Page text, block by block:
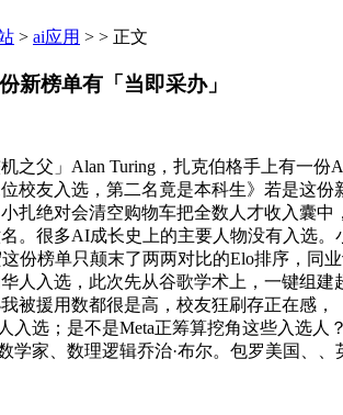
> ai应用 > > 正文
新榜单有「当即采办」​
父」Alan Turing，扎克伯格手上有一份
校友入选，第二名竟是本科生》若是这
扎绝对会清空购物车把全数人才收入囊
。很多AI成长史上的主要人物没有入选
份榜单只颠末了两两对比的Elo排序，同
人入选，此次先从谷歌学术上，一键组
被援用数都很是高，校友狂刷存正在感
入选；是不是Meta正筹算挖角这些入选
学家、数理逻辑乔治·布尔。包罗美国、、